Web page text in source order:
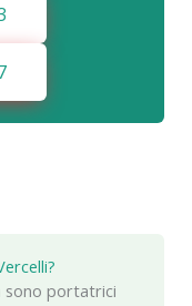
sono portatrici